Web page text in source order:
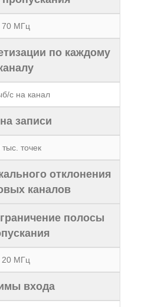
70 МГц
по каждому
с на канал
записи
тыс. точек
отклонения
каналов
полосы
20 МГц
входа